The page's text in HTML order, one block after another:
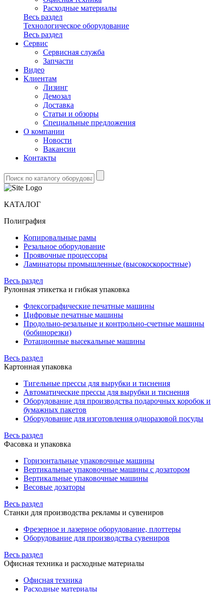
Расходные материалы
Весь раздел
Технологическое оборудование
Весь раздел
Сервис
Сервисная служба
Запчасти
Видео
Клиентам
Лизинг
Демозал
Доставка
Статьи и обзоры
Специальные предложения
О компании
Новости
Вакансии
Контакты
КАТАЛОГ
Полиграфия
Копировальные рамы
Резальное оборудование
Проявочные процессоры
Ламинаторы промышленные (высокоскоростные)
Весь раздел
Рулонная этикетка и гибкая упаковка
Флексографические печатные машины
Цифровые печатные машины
Продольно-резальные и контрольно-счетные машины
(бобинорезки)
Ротационные высекальные машины
Весь раздел
Картонная упаковка
Тигельные прессы для вырубки и тиснения
Автоматические прессы для вырубки и тиснения
Оборудование для производства подарочных коробок и
бумажных пакетов
Оборудование для изготовления одноразовой посуды
Весь раздел
Фасовка и упаковка
Горизонтальные упаковочные машины
Вертикальные упаковочные машины с дозатором
Вертикальные упаковочные машины
Весовые дозаторы
Весь раздел
Станки для производства рекламы и сувениров
Фрезерное и лазерное оборудование, плоттеры
Оборудование для производства сувениров
Весь раздел
Офисная техника и расходные материалы
Офисная техника
Расходные материалы